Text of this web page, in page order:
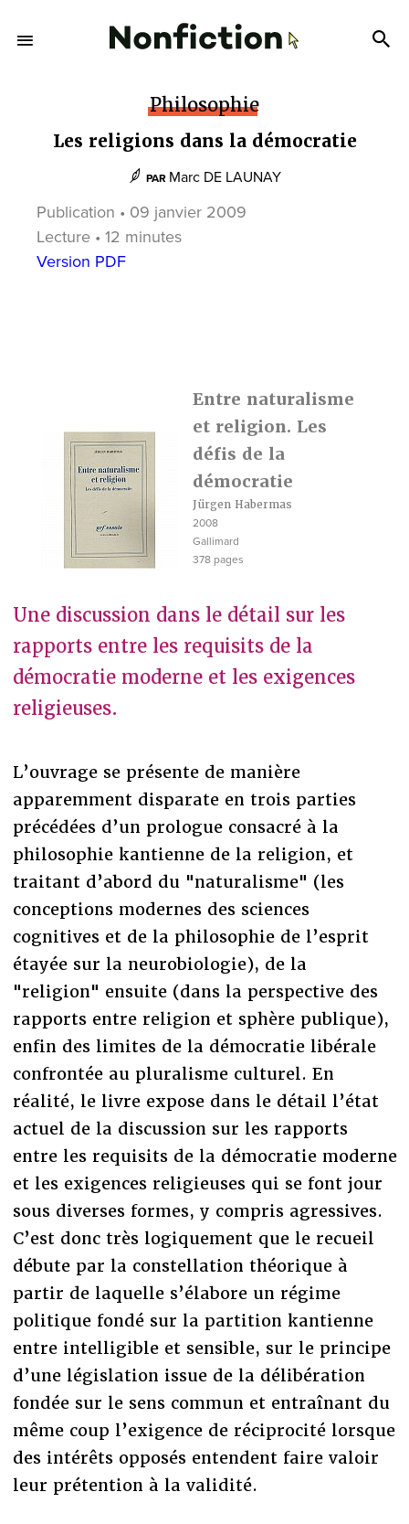
Philosophie
Les religions dans la démocratie
PAR Marc DE LAUNAY
Publication • 09 janvier 2009
Lecture • 12 minutes
Version PDF
Entre naturalisme
et religion. Les
défis de la
démocratie
Jürgen Habermas
2008
Gallimard
378 pages
Une discussion dans le détail sur les
rapports entre les requisits de la
démocratie moderne et les exigences
religieuses.
L’ouvrage se présente de manière
apparemment disparate en trois parties
précédées d’un prologue consacré à la
philosophie kantienne de la religion, et
traitant d’abord du "naturalisme" (les
conceptions modernes des sciences
cognitives et de la philosophie de l’esprit
étayée sur la neurobiologie), de la
"religion" ensuite (dans la perspective des
rapports entre religion et sphère publique),
enfin des limites de la démocratie libérale
confrontée au pluralisme culturel. En
réalité, le livre expose dans le détail l’état
actuel de la discussion sur les rapports
entre les requisits de la démocratie moderne
et les exigences religieuses qui se font jour
sous diverses formes, y compris agressives.
C’est donc très logiquement que le recueil
débute par la constellation théorique à
partir de laquelle s’élabore un régime
politique fondé sur la partition kantienne
entre intelligible et sensible, sur le principe
d’une législation issue de la délibération
fondée sur le sens commun et entraînant du
même coup l’exigence de réciprocité lorsque
des intérêts opposés entendent faire valoir
leur prétention à la validité.